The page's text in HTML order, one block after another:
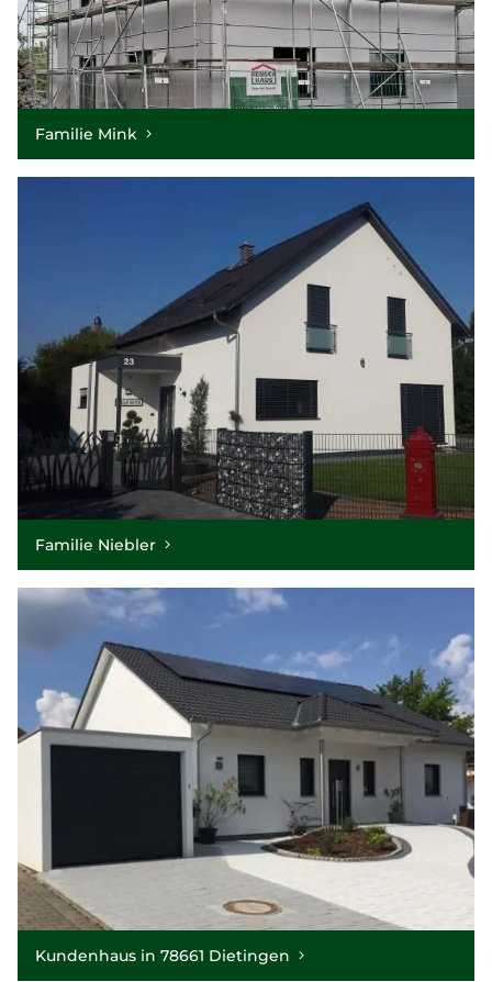
Familie Mink
Familie Niebler
Kundenhaus in 78661 Dietingen